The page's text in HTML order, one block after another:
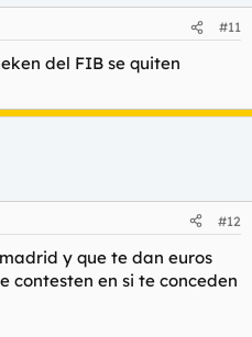
#11
del FIB se quiten
#12
y que te dan euros
contesten en si te conceden